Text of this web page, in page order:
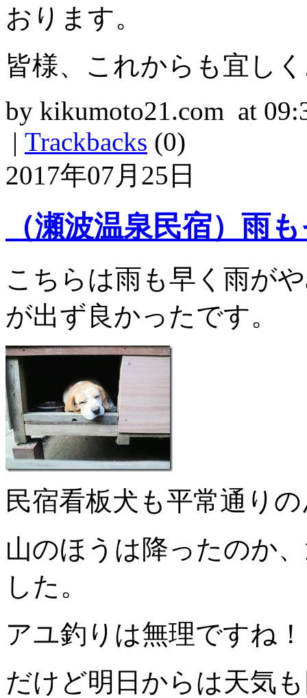
おります。
皆様、これからも宜し
by kikumoto21.com at
| Trackbacks (0)
2017年07月25日
（瀬波温泉民宿）雨
こちらは雨も早く雨が
が出ず良かったです。
民宿看板犬も平常通り
山のほうは降ったのか
した。
アユ釣りは無理ですね！
だけど明日からは天気